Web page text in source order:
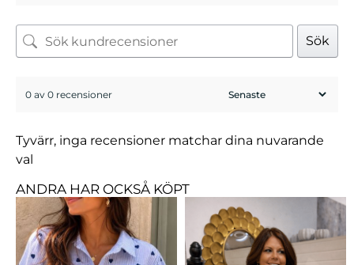
Sök
0 av 0 recensioner
Tyvärr, inga recensioner matchar dina nuvarande
val
ANDRA HAR OCKSÅ KÖPT